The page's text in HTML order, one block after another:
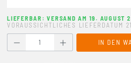
LIEFERBAR: VERSAND AM 19. AUGUST
VORAUSSICHTLICHES LIEFERDATUM
Produkt Anzahl: Gib denIN DEN